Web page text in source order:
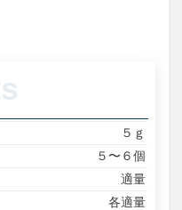
５ｇ
５〜６個
適量
各適量